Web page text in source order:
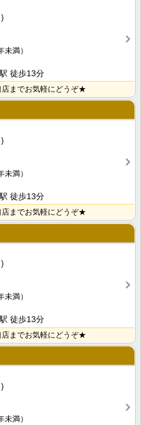
未満）
徒歩13分
店までお気軽にどうぞ★
未満）
徒歩13分
店までお気軽にどうぞ★
未満）
徒歩13分
店までお気軽にどうぞ★
未満）